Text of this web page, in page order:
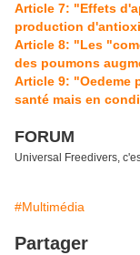
Article 7: "Effets
production
Article 8: "Les
des poumons
Article 9: "Oedeme
santé mais en
FORUM
Universal Freedivers,
#Multimédia
Partager